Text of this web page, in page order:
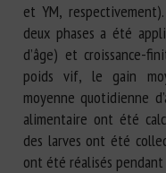
et YM,
deux phases a été
d’âge) et croissance-
poids vif, le gain
moyenne quotidienne
alimentaire ont été
des larves ont été
ont été réalisés pendant